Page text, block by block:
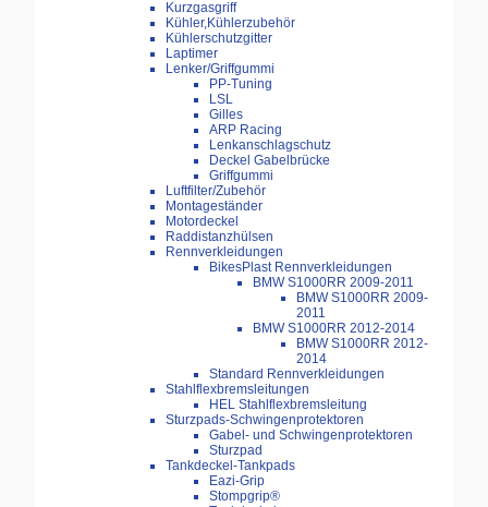
Kurzgasgriff
Kühler,Kühlerzubehör
Kühlerschutzgitter
Laptimer
Lenker/Griffgummi
PP-Tuning
LSL
Gilles
ARP Racing
Lenkanschlagschutz
Deckel Gabelbrücke
Griffgummi
Luftfilter/Zubehör
Montageständer
Motordeckel
Raddistanzhülsen
Rennverkleidungen
BikesPlast Rennverkleidungen
BMW S1000RR 2009-2011
BMW S1000RR 2009-
2011
BMW S1000RR 2012-2014
BMW S1000RR 2012-
2014
Standard Rennverkleidungen
Stahlflexbremsleitungen
HEL Stahlflexbremsleitung
Sturzpads-Schwingenprotektoren
Gabel- und Schwingenprotektoren
Sturzpad
Tankdeckel-Tankpads
Eazi-Grip
Stompgrip®